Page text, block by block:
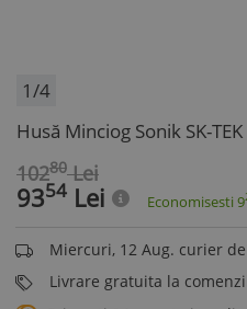
1/4
Husă Minciog Sonik SK-
10280 Lei
9354 Lei Economisesti 9
Miercuri, 12 Aug. curier de
Livrare gratuita la